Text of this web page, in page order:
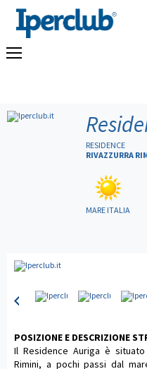
RESIDENCE
RIVAZZURRA
MARE ITALIA
POSIZIONE E DESCRIZIONE
Il Residence Auriga è
Rimini, a pochi passi dal